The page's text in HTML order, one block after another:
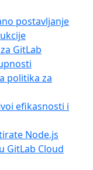
postavljanje
GitLab
politika za
efikasnosti i
Node.js
GitLab Cloud